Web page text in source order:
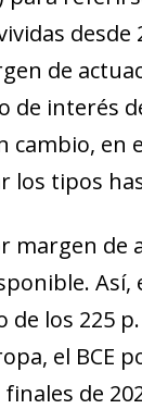
de
de interés
cambio,
los tipos
margen de
. Así,
los 225
el BCE
de